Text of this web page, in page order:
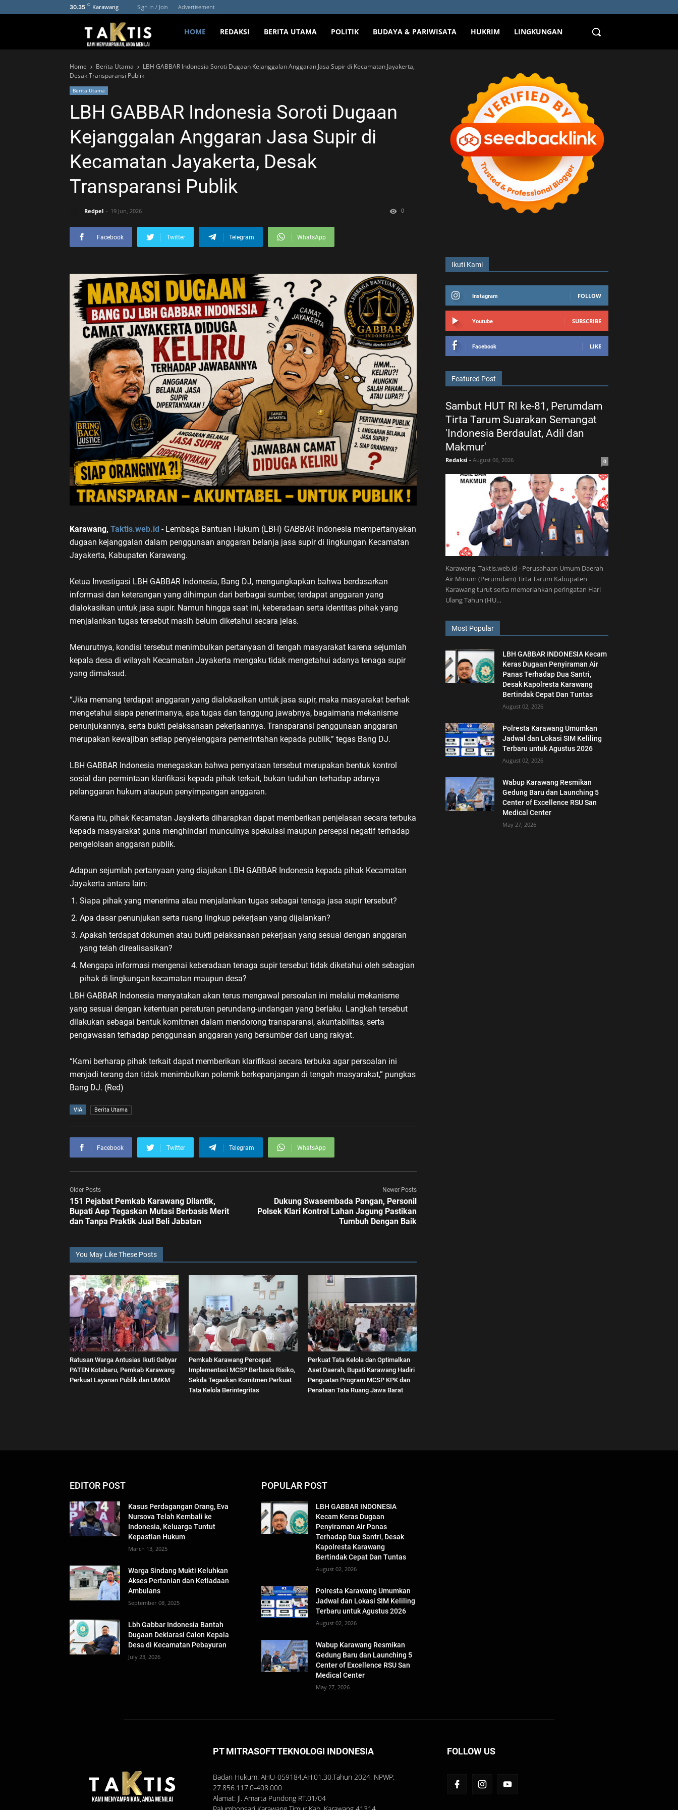
30.35 C Karawang Sign in / Join Advertisement
HOME REDAKSI BERITA UTAMA POLITIK BUDAYA & PARIWISATA HUKRIM LINGKUNGAN
Home Berita Utama
LBH GABBAR Indonesia Soroti Dugaan Kejanggalan Anggaran Jasa Supir di Kecamatan Jayakerta,
Desak Transparansi Publik
Berita Utama
LBH GABBAR Indonesia Soroti Dugaan
Kejanggalan Anggaran Jasa Supir di
Kecamatan Jayakerta, Desak
Transparansi Publik
Redpel 19 Jun, 2026 0
Facebook Twitter Telegram WhatsApp
Karawang, Taktis.web.id - Lembaga Bantuan Hukum (LBH) GABBAR Indonesia mempertanyakan
dugaan kejanggalan dalam penggunaan anggaran belanja jasa supir di lingkungan Kecamatan
Jayakerta, Kabupaten Karawang.
Ketua Investigasi LBH GABBAR Indonesia, Bang DJ, mengungkapkan bahwa berdasarkan
informasi dan keterangan yang dihimpun dari berbagai sumber, terdapat anggaran yang
dialokasikan untuk jasa supir. Namun hingga saat ini, keberadaan serta identitas pihak yang
menjalankan tugas tersebut masih belum diketahui secara jelas.
Menurutnya, kondisi tersebut menimbulkan pertanyaan di tengah masyarakat karena sejumlah
kepala desa di wilayah Kecamatan Jayakerta mengaku tidak mengetahui adanya tenaga supir
yang dimaksud.
“Jika memang terdapat anggaran yang dialokasikan untuk jasa supir, maka masyarakat berhak
mengetahui siapa penerimanya, apa tugas dan tanggung jawabnya, bagaimana mekanisme
penunjukannya, serta bukti pelaksanaan pekerjaannya. Transparansi penggunaan anggaran
merupakan kewajiban setiap penyelenggara pemerintahan kepada publik,” tegas Bang DJ.
LBH GABBAR Indonesia menegaskan bahwa pernyataan tersebut merupakan bentuk kontrol
sosial dan permintaan klarifikasi kepada pihak terkait, bukan tuduhan terhadap adanya
pelanggaran hukum ataupun penyimpangan anggaran.
Karena itu, pihak Kecamatan Jayakerta diharapkan dapat memberikan penjelasan secara terbuka
kepada masyarakat guna menghindari munculnya spekulasi maupun persepsi negatif terhadap
pengelolaan anggaran publik.
Adapun sejumlah pertanyaan yang diajukan LBH GABBAR Indonesia kepada pihak Kecamatan
Jayakerta antara lain:
Siapa pihak yang menerima atau menjalankan tugas sebagai tenaga jasa supir tersebut?
Apa dasar penunjukan serta ruang lingkup pekerjaan yang dijalankan?
Apakah terdapat dokumen atau bukti pelaksanaan pekerjaan yang sesuai dengan anggaran
yang telah direalisasikan?
Mengapa informasi mengenai keberadaan tenaga supir tersebut tidak diketahui oleh sebagian
pihak di lingkungan kecamatan maupun desa?
LBH GABBAR Indonesia menyatakan akan terus mengawal persoalan ini melalui mekanisme
yang sesuai dengan ketentuan peraturan perundang-undangan yang berlaku. Langkah tersebut
dilakukan sebagai bentuk komitmen dalam mendorong transparansi, akuntabilitas, serta
pengawasan terhadap penggunaan anggaran yang bersumber dari uang rakyat.
“Kami berharap pihak terkait dapat memberikan klarifikasi secara terbuka agar persoalan ini
menjadi terang dan tidak menimbulkan polemik berkepanjangan di tengah masyarakat,” pungkas
Bang DJ. (Red)
VIA Berita Utama
Facebook Twitter Telegram WhatsApp
Older Posts
151 Pejabat Pemkab Karawang Dilantik,
Bupati Aep Tegaskan Mutasi Berbasis Merit
dan Tanpa Praktik Jual Beli Jabatan
Newer Posts
Dukung Swasembada Pangan, Personil
Polsek Klari Kontrol Lahan Jagung Pastikan
Tumbuh Dengan Baik
You May Like These Posts
Ratusan Warga Antusias Ikuti Gebyar
PATEN Kotabaru, Pemkab Karawang
Perkuat Layanan Publik dan UMKM
Pemkab Karawang Percepat
Implementasi MCSP Berbasis Risiko,
Sekda Tegaskan Komitmen Perkuat
Tata Kelola Berintegritas
Perkuat Tata Kelola dan Optimalkan
Aset Daerah, Bupati Karawang Hadiri
Penguatan Program MCSP KPK dan
Penataan Tata Ruang Jawa Barat
Ikuti Kami
Instagram FOLLOW
Youtube SUBSCRIBE
Facebook LIKE
Featured Post
Sambut HUT RI ke-81, Perumdam
Tirta Tarum Suarakan Semangat
'Indonesia Berdaulat, Adil dan
Makmur'
Redaksi - August 06, 2026 0
Karawang, Taktis.web.id - Perusahaan Umum Daerah
Air Minum (Perumdam) Tirta Tarum Kabupaten
Karawang turut serta memeriahkan peringatan Hari
Ulang Tahun (HU…
Most Popular
LBH GABBAR INDONESIA Kecam
Keras Dugaan Penyiraman Air
Panas Terhadap Dua Santri,
Desak Kapolresta Karawang
Bertindak Cepat Dan Tuntas
August 02, 2026
Polresta Karawang Umumkan
Jadwal dan Lokasi SIM Keliling
Terbaru untuk Agustus 2026
August 02, 2026
Wabup Karawang Resmikan
Gedung Baru dan Launching 5
Center of Excellence RSU San
Medical Center
May 27, 2026
EDITOR POST
Kasus Perdagangan Orang, Eva
Nursova Telah Kembali ke
Indonesia, Keluarga Tuntut
Kepastian Hukum
March 13, 2025
Warga Sindang Mukti Keluhkan
Akses Pertanian dan Ketiadaan
Ambulans
September 08, 2025
Lbh Gabbar Indonesia Bantah
Dugaan Deklarasi Calon Kepala
Desa di Kecamatan Pebayuran
July 23, 2026
POPULAR POST
LBH GABBAR INDONESIA
Kecam Keras Dugaan
Penyiraman Air Panas
Terhadap Dua Santri, Desak
Kapolresta Karawang
Bertindak Cepat Dan Tuntas
August 02, 2026
Polresta Karawang Umumkan
Jadwal dan Lokasi SIM Keliling
Terbaru untuk Agustus 2026
August 02, 2026
Wabup Karawang Resmikan
Gedung Baru dan Launching 5
Center of Excellence RSU San
Medical Center
May 27, 2026
PT MITRASOFT TEKNOLOGI INDONESIA
Badan Hukum: AHU-059184.AH.01.30.Tahun 2024, NPWP:
27.856.117.0-408.000
Alamat: Jl. Amarta Pundong RT.01/04
FOLLOW US